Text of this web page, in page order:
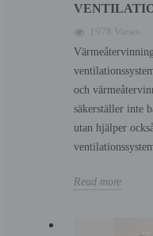
1978 Views
och
säkerställer inte
utan hjälper
Read more